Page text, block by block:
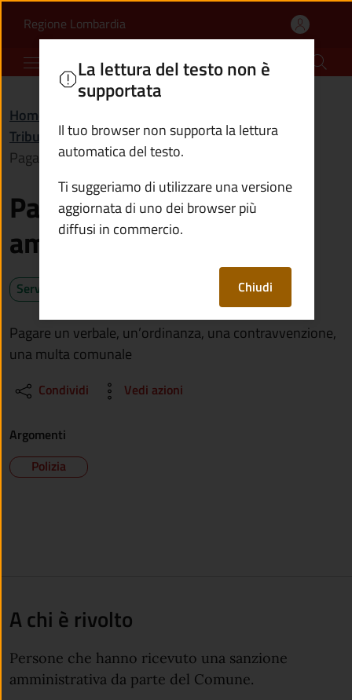
Pagare una sanzione
Regione Lombardia(apre in un'altra scheda).
Comune di Vione
Home
Tributi, finanze e contravvenzioni /
Pagare una sanzione amministrativa
Pagare una sanzione
amministrativa
Servizio attivo
Pagare un verbale, un’ordinanza, una contravvenzione,
una multa comunale
Condividi Vedi azioni
La lettura del testo non è
supportata
Il tuo browser non supporta la lettura
automatica del testo.
Ti suggeriamo di utilizzare una versione
aggiornata di uno dei browser più
diffusi in commercio.
Chiudi
Argomenti
Polizia
A chi è rivolto
Persone che hanno ricevuto una sanzione
amministrativa da parte del Comune.